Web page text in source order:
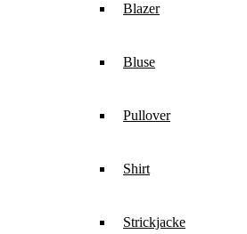
Blazer
Bluse
Pullover
Shirt
Strickjacke